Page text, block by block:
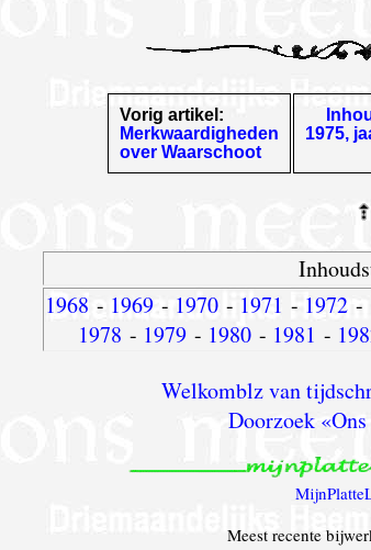
Vorig artikel:
Merkwaardigheden
over Waarschoot
1975,
1968 - 1969 - 1970 - 1971 - 1972 -
1978 - 1979- 1980- 1981 -
Welkomblz van
Doorzoek
Meest recente